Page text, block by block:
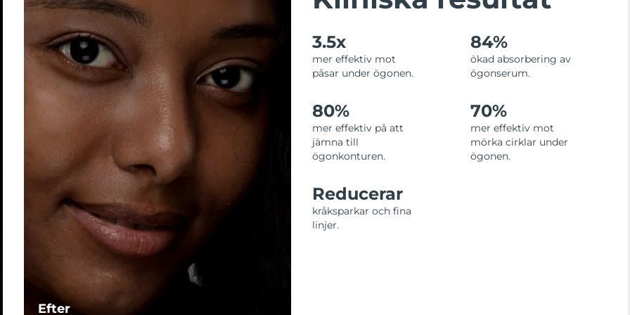
Efter
3.5x
mer effektiv mot
påsar under ögonen.
84%
ökad absorbering av
ögonserum.
80%
mer effektiv på att
jämna till
ögonkonturen.
70%
mer effektiv mot
mörka cirklar under
ögonen.
Reducerar
kråksparkar och fina
linjer.